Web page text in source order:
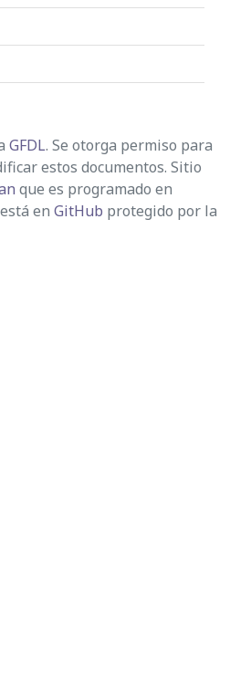
GFDL. Se otorga permiso para
estos documentos. Sitio
que es programado en
en GitHub protegido por la